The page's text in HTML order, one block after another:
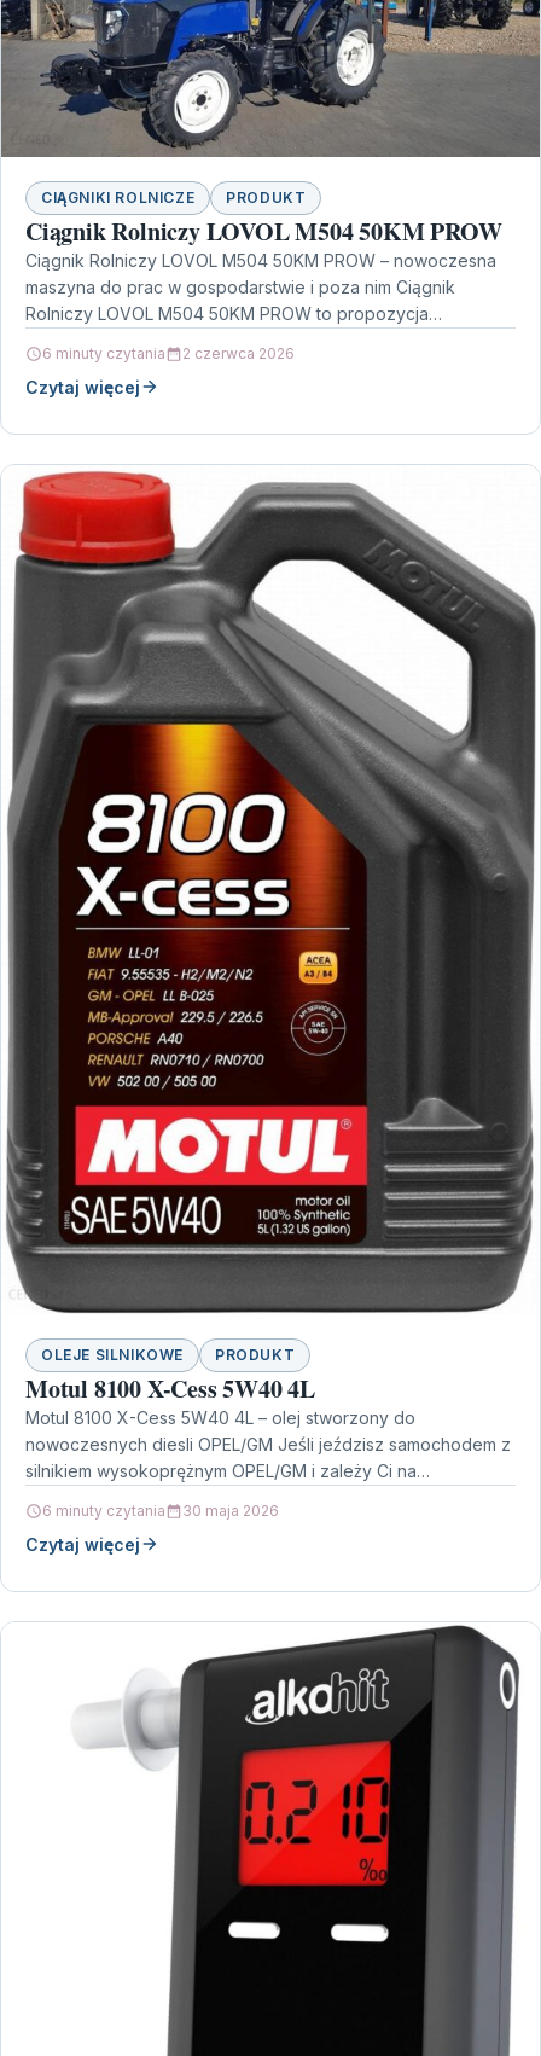
CIĄGNIKI ROLNICZE PRODUKT
Ciągnik Rolniczy LOVOL M504 50KM PROW
Ciągnik Rolniczy LOVOL M504 50KM PROW – nowoczesna
maszyna do prac w gospodarstwie i poza nim Ciągnik
Rolniczy LOVOL M504 50KM PROW to propozycja…
6 minuty czytania 2 czerwca 2026
Czytaj więcej
OLEJE SILNIKOWE PRODUKT
Motul 8100 X-Cess 5W40 4L
Motul 8100 X-Cess 5W40 4L – olej stworzony do
nowoczesnych diesli OPEL/GM Jeśli jeździsz samochodem z
silnikiem wysokoprężnym OPEL/GM i zależy Ci na
6 minuty czytania 30 maja 2026
Czytaj więcej